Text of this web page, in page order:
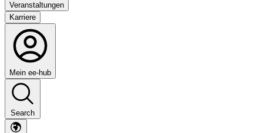
Veranstaltungen
Karriere
Mein ee-hub
Search